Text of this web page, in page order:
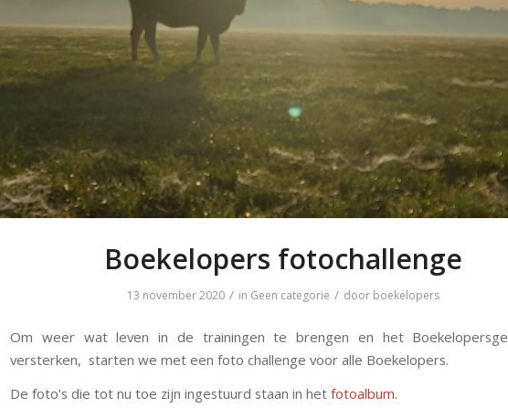
Boekelopers fotochallenge
13 november 2020 / in Geen categorie / door boekelopers
Om weer wat leven in de trainingen te brengen en het
versterken, starten we met een foto challenge voor alle Boekelopers.
De foto’s die tot nu toe zijn ingestuurd staan in het fotoalbum.